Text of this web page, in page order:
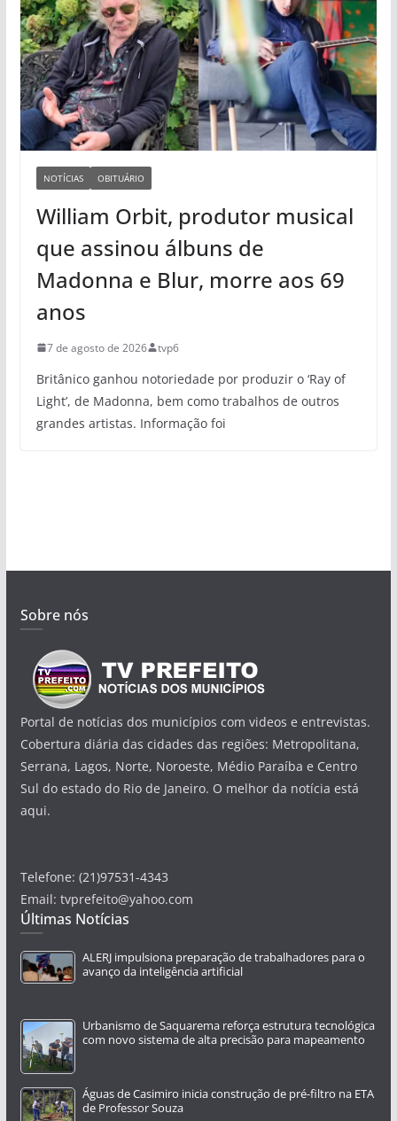
NOTÍCIAS OBITUÁRIO
William Orbit, produtor musical
que assinou álbuns de
Madonna e Blur, morre aos 69
anos
7 de agosto de 2026 tvp6
Britânico ganhou notoriedade por produzir o ‘Ray of
Light’, de Madonna, bem como trabalhos de outros
grandes artistas. Informação foi
Sobre nós
Portal de notícias dos municípios com videos e entrevistas.
Cobertura diária das cidades das regiões: Metropolitana,
Serrana, Lagos, Norte, Noroeste, Médio Paraíba e Centro
Sul do estado do Rio de Janeiro. O melhor da notícia está
aqui.
Telefone: (21)97531-4343
Email: tvprefeito@yahoo.com
Últimas Notícias
ALERJ impulsiona preparação de trabalhadores para o
avanço da inteligência artificial
Urbanismo de Saquarema reforça estrutura tecnológica
com novo sistema de alta precisão para mapeamento
Águas de Casimiro inicia construção de pré-filtro na ETA
de Professor Souza